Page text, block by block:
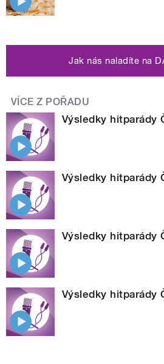
Jak nás naladíte na
VÍCE Z POŘADU
Výsledky hitparády
Výsledky hitparády
Výsledky hitparády
Výsledky hitparády